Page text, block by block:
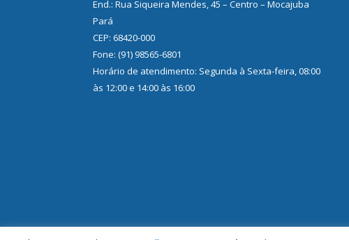
End.: Rua Siqueira Mendes, 45 – Centro – Mocajuba
Pará
CEP: 68420-000
Fone: (91) 98565-6801
Horário de atendimento: Segunda à Sexta-feira, 08:00
às 12:00 e 14:00 às 16:00